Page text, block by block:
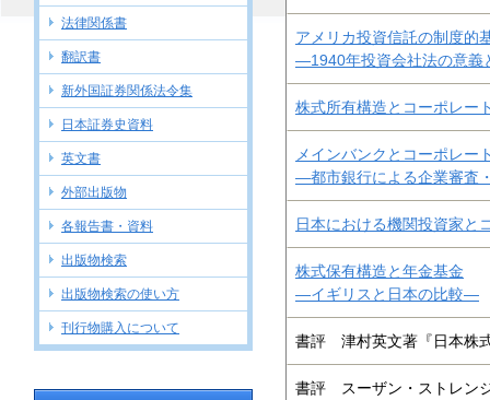
アメリカ投資信託の制度的
―1940年投資会社法の意
株式所有構造とコーポレー
メインバンクとコーポレー
―都市銀行による企業審査
日本における機関投資家と
株式保有構造と年金基金
―イギリスと日本の比較―
書評 津村英文著『日本株
書評 スーザン・ストレン
法律関係書
翻訳書
新外国証券関係法令集
日本証券史資料
英文書
外部出版物
各報告書・資料
出版物検索
出版物検索の使い方
刊行物購入について